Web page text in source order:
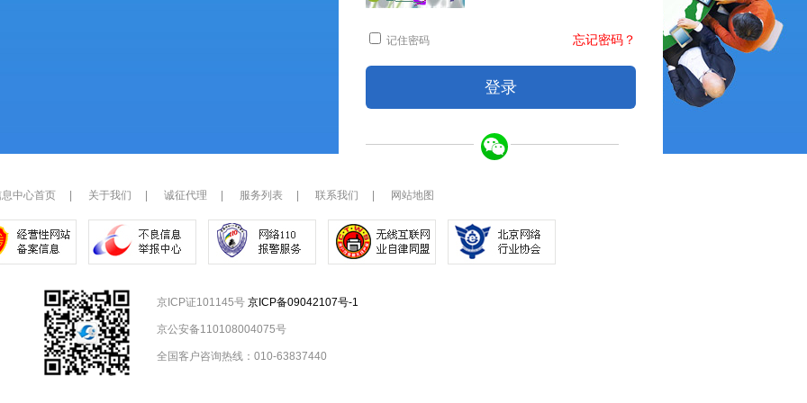
忘记密码？
记住密码
中心首页 关于我们 诚征代理 服务列表 联系我们 网站地图
京ICP证101145号 京ICP备09042107号-1
京公安备110108004075号
全国客户咨询热线：010-63837440